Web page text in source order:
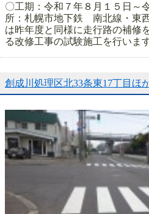
〇工期：令和７年８月１５日～
所：札幌市地下鉄 南北線・東
は昨年度と同様に走行路の補修
る改修工事の試験施工を行いま
創成川処理区北33条東17丁目ほ